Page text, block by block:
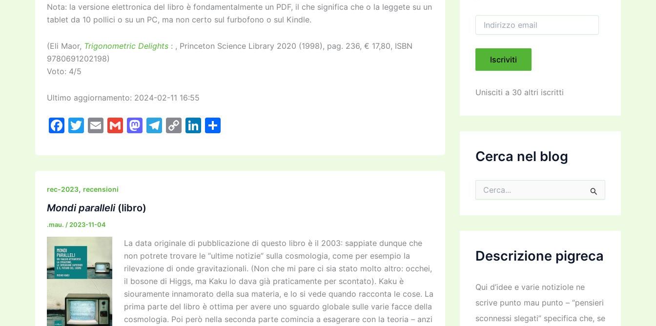
Nota: la versione elettronica del libro è fondamentalmente un PDF, il che significa che o la leggete su un
tablet da 10 pollici o su un PC, ma non certo sul furbofono o sul Kindle.
(Eli Maor, Trigonometric Delights : , Princeton Science Library 2020 (1998), pag. 236, € 17,80, ISBN
9780691202198)
Voto: 4/5
Ultimo aggiornamento: 2024-02-11 16:55
F
c
e
b
o
o
k
T
itt
er
E
ai
l
G
ai
l
M
st
o
o
n
T
e
gr
C
p
y
Li
k
e
n
di
rec-2023, recensioni
Mondi paralleli(libro)
.mau. / 2023-11-04
La data originale di pubblicazione di questo libro è il 2003: sappiate dunque che
non potrete trovare le “ultime notizie” sulla cosmologia, come per esempio la
rilevazione di onde gravitazionali. (Non che mi pare ci sia stato molto altro: occhei,
il bosone di Higgs, ma Kaku lo dava già praticamente per scontato). Kaku è
siouramente innamorato della sua materia, e lo si vede quando racconta le cose. La
prima parte del libro è ottima per avere uno sguardo globale sulle varie facce della
cosmologia. Poi però nella seconda parte comincia a esagerare con la teoria – anzi
i
i
z
o
m
Iscriviti
Unisciti a 30 altri iscritti
Cerca nel blog
c
:
Descrizione pigreca
Qui d’idee e varie notiziole ne
scrive punto mau punto – “pensieri
sconnessi slegati” specifica che, se